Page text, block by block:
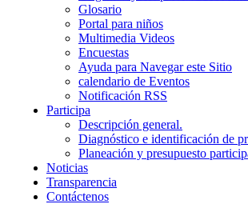
Glosario
Portal para niños
Multimedia Videos
Encuestas
Ayuda para Navegar este Sitio
calendario de Eventos
Notificación RSS
Participa
Descripción general.
Diagnóstico e identificación de
Planeación y presupuesto
Noticias
Transparencia
Contáctenos